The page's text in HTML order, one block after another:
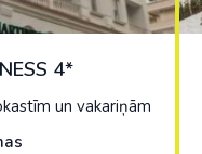
4*
un vakariņām